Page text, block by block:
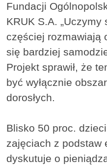
Fundacji
KRUK S.A. „Uczymy
częściej rozmawiają
się bardziej
Projekt sprawił, że
być wyłącznie
dorosłych.
Blisko 50 proc.
zajęciach z podstaw
dyskutuje o